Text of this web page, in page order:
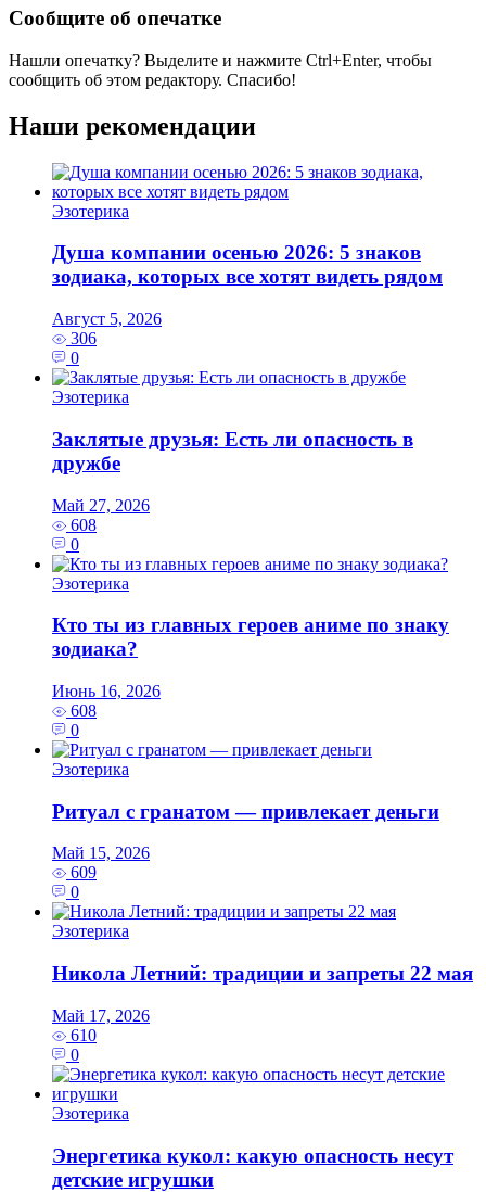
Сообщите об опечатке
Нашли опечатку? Выделите и нажмите Ctrl+Enter, чтобы
сообщить об этом редактору. Спасибо!
Наши рекомендации
Эзотерика
Душа компании осенью 2026: 5 знаков
зодиака, которых все хотят видеть рядом
Август 5, 2026
306
0
Эзотерика
Заклятые друзья: Есть ли опасность в
дружбе
Май 27, 2026
608
0
Эзотерика
Кто ты из главных героев аниме по знаку
зодиака?
Июнь 16, 2026
608
0
Эзотерика
Ритуал с гранатом — привлекает деньги
Май 15, 2026
609
0
Эзотерика
Никола Летний: традиции и запреты 22 мая
Май 17, 2026
610
0
Эзотерика
Энергетика кукол: какую опасность несут
детские игрушки